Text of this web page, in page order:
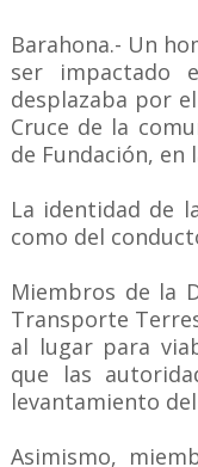
Barahona.- Un
ser impactado
desplazaba por
Cruce de la
de Fundación, en
La identidad de
como del
Miembros de la
Transporte
al lugar para
que las
levantamiento
Asimismo,